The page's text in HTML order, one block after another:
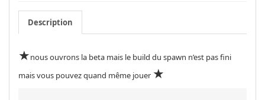
Description
★nous ouvrons la beta mais le build du spawn n’est pas fini
mais vous pouvez quand même jouer ★